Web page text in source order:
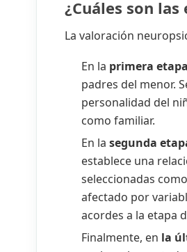
¿Cuáles son
La valoración
En la primera etapa
padres del menor.
personalidad del
como familiar.
En la segunda
establece una
seleccionadas
afectado por
acordes a la etapa
Finalmente, en la